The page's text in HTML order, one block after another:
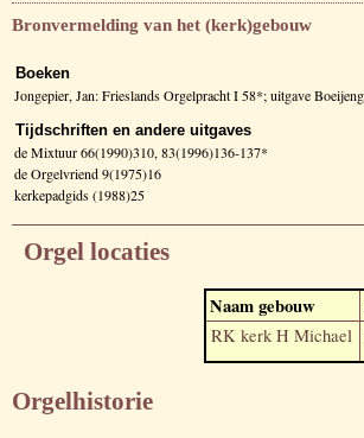
Bronvermelding van het (kerk)gebouw
Boeken
Jongepier, Jan: Frieslands Orgelpracht I 58*; uitgave
Tijdschriften en andere uitgaves
de Mixtuur 66(1990)310, 83(1996)136-137*
de Orgelvriend 9(1975)16
kerkepadgids (1988)25
Orgel locaties
Naam gebouw
RK kerk H Michael
Orgelhistorie